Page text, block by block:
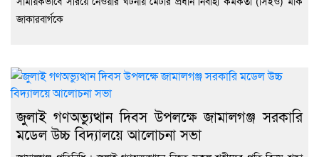
জাকারবার্গকে
জুলাই গণঅভ্যুত্থান দিবস উপলক্ষে জামালগঞ্জ সরকারি
মডেল উচ্চ বিদ্যালয়ে আলোচনা সভা